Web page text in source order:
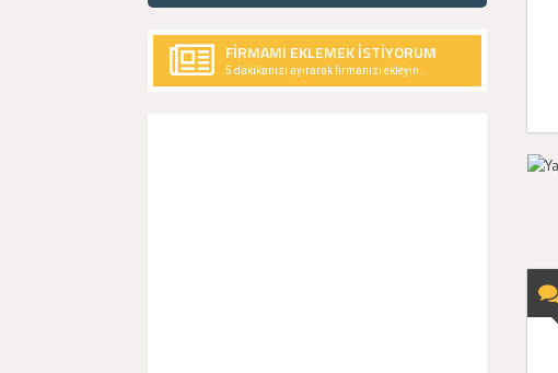
FİRMAMI EKLEMEK İSTİYORUM
5 dakikanızı ayırarak firmanızı ekleyin..